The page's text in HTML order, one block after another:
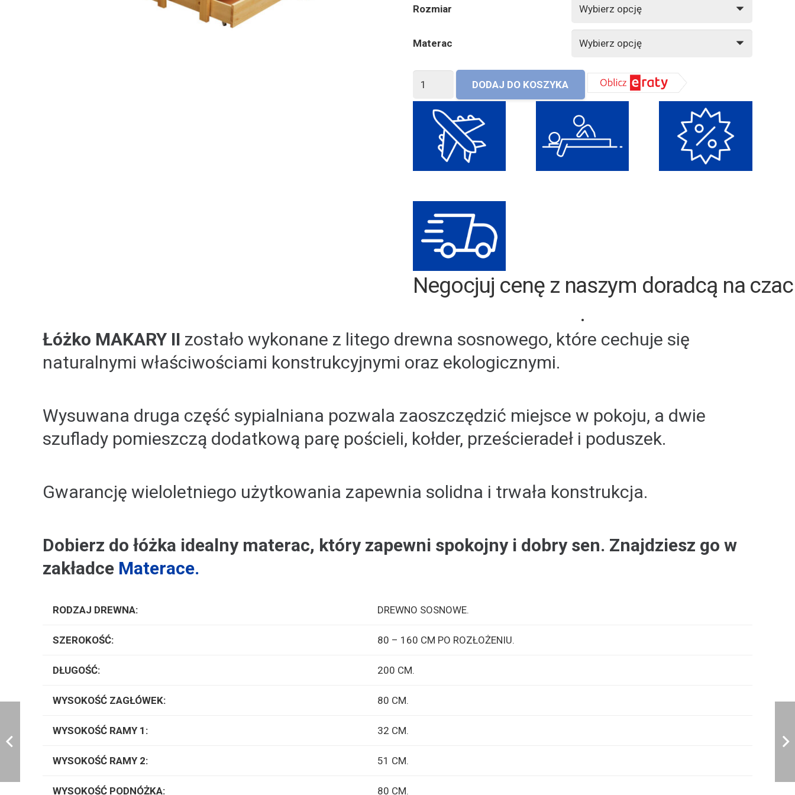
Rozmiar
Materac
ilość
Makary
DODAJ DO KOSZYKA
Negocjuj cenę z naszym doradcą na
.
Łóżko MAKARY II zostało wykonane z litego drewna sosnowego, które cechuje się
naturalnymi właściwościami konstrukcyjnymi oraz ekologicznymi.
Wysuwana druga część sypialniana pozwala zaoszczędzić miejsce w pokoju, a dwie
szuflady pomieszczą dodatkową parę pościeli, kołder, prześcieradeł i poduszek.
Gwarancję wieloletniego użytkowania zapewnia solidna i trwała konstrukcja.
Dobierz do łóżka idealny materac, który zapewni spokojny i dobry sen. Znajdziesz go w
zakładce Materace.
RODZAJ DREWNA: DREWNO SOSNOWE.
SZEROKOŚĆ: 80 – 160 CM PO ROZŁOŻENIU.
DŁUGOŚĆ: 200 CM.
WYSOKOŚĆ ZAGŁÓWEK: 80 CM.
WYSOKOŚĆ RAMY 1: 32 CM.
WYSOKOŚĆ RAMY 2: 51 CM.
WYSOKOŚĆ PODNÓŻKA: 80 CM.